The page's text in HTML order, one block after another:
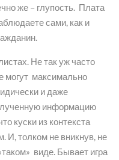
же – глупость. Плата
сами, как и
Не так уж часто
могут максимально
и даже
информацию
куски из контекста
И, толком не вникнув, не
виде. Бывает игра